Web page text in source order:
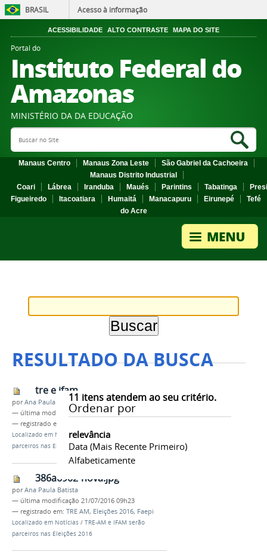
BRASIL Acesso à informação
ACESSIBILIDADE ALTO CONTRASTE MAPA DO SITE
Portal do
Instituto Federal do
Amazonas
MINISTÉRIO DA DA EDUCAÇÃO
Search Site
Manaus Centro Manaus Zona Leste
São Gabriel da Cachoeira
Manaus Distrito Industrial
Coari
Lábrea Iranduba Maués Parintins Tabatinga
Figueiredo
Itacoatiara Humaitá Manacapuru Eirunepé
Tefé
do Acre
RESULTADO DA BUSCA
11 itens atendem ao seu critério.
Ordenar por
relevância
Data (mais Recente Primeiro)
Alfabeticamente
tre e ifam
porAna Paula Batista
— última modificação21/07/2016 09h21
— registrado em:
Localizado em Notícias /TRE-AM e IFAM serão
parceiros nas Eleições 2016
386a6902-nova.jpg
porAna Paula Batista
— última modificação 21/07/2016 09h23
— registrado em: TRE AM, Eleições 2016, Faepi
Localizado em Notícias / TRE-AM e IFAM serão
parceiros nas Eleições 2016